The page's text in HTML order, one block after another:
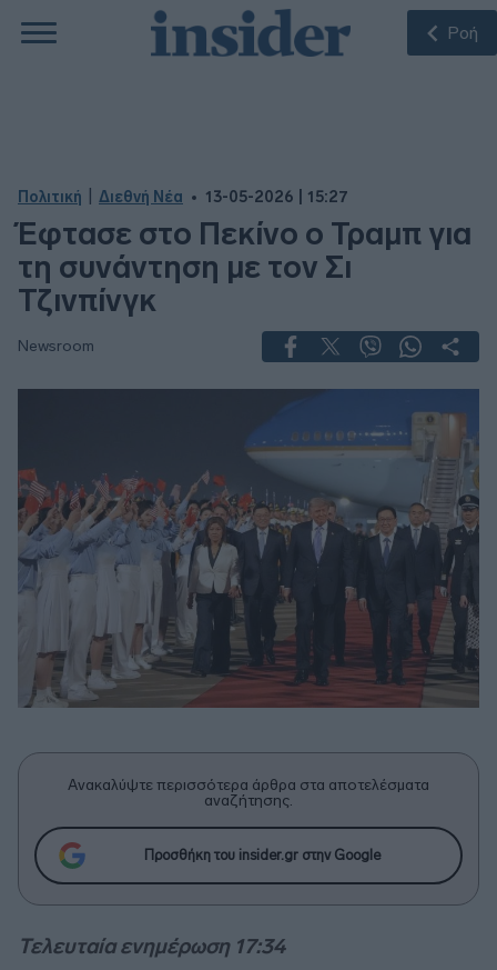
Ροή
Πολιτική Διεθνή Νέα 13-05-2026 | 15:27
Έφτασε στο Πεκίνο ο Τραμπ για
τη συνάντηση με τον Σι
Τζινπίνγκ
Newsroom
Ανακαλύψτε περισσότερα άρθρα στα αποτελέσματα
αναζήτησης.
Προσθήκη του insider.gr στην Google
Τελευταία ενημέρωση 17:34